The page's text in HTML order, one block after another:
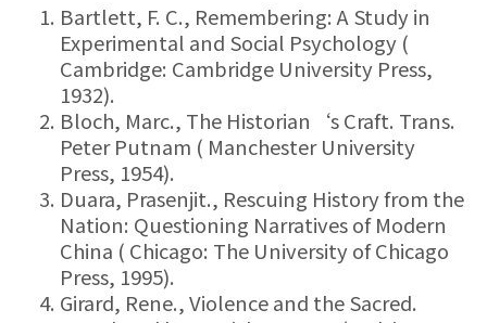
Bartlett, F. C., Remembering: A Study in
Experimental and Social Psychology (
Cambridge: Cambridge University Press,
1932).
Bloch, Marc., The Historian‘s Craft. Trans.
Peter Putnam ( Manchester University
Press, 1954).
Duara, Prasenjit., Rescuing History from the
Nation: Questioning Narratives of Modern
China ( Chicago: The University of Chicago
Press, 1995).
Girard, Rene., Violence and the Sacred.